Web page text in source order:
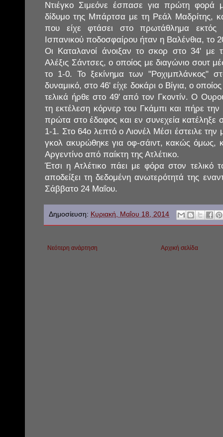
Ντιέγκο Σιμεόνε έσπασε για πρώτη φορά
δίδυμο της Μπάρτσα με τη Ρεάλ Μαδρίτης,
που είχε φτάσει στο πρωτάθλημα
Ισπανικού ποδοσφαίρου ήταν η Βαλένθια, το
Οι Καταλανοί άνοιξαν το σκορ στο 34' με
Αλέξις Σάντσες, ο οποίος με διαγώνιο σουτ
το 1-0. Το ξεκίνημα των "Ροχιμπλάνκος"
δυναμικό, στο 46' είχε δοκάρι ο Βίγια, ο
τελικά ήρθε στο 49' από τον Γκοντίν. Ο
τη εκτέλεση κόρνερ του Γκάμπι και πήρε
πρώτα στο έδαφος και εν συνεχεία κατέληξε
1-1. Στο 64ο λεπτό ο Λιονέλ Μέσι έστειλε
γκολ ακυρώθηκε για οφ-σάιντ, κακώς
Αργεντίνο από παίκτη της Ατλέτικο.
Έτσι η Ατλέτικο πάει με φόρα στον τελικό
αποδείξει τη δεδομένη ανωτερότητά της
Σάββατο 24 Μαΐου.
Δημοσίευση: Κυριακή, Μαΐου 18, 2014
Νεότερη ανάρτηση Αρχική σελίδα